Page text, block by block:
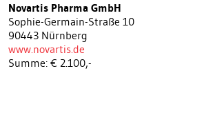
Novartis Pharma GmbH
Sophie-Germain-Straße 10
90443 Nürnberg
www.novartis.de
Summe: € 2.100,-